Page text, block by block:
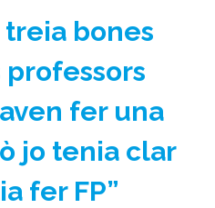
treia bones
professors
fer una
jo tenia clar
fer FP”